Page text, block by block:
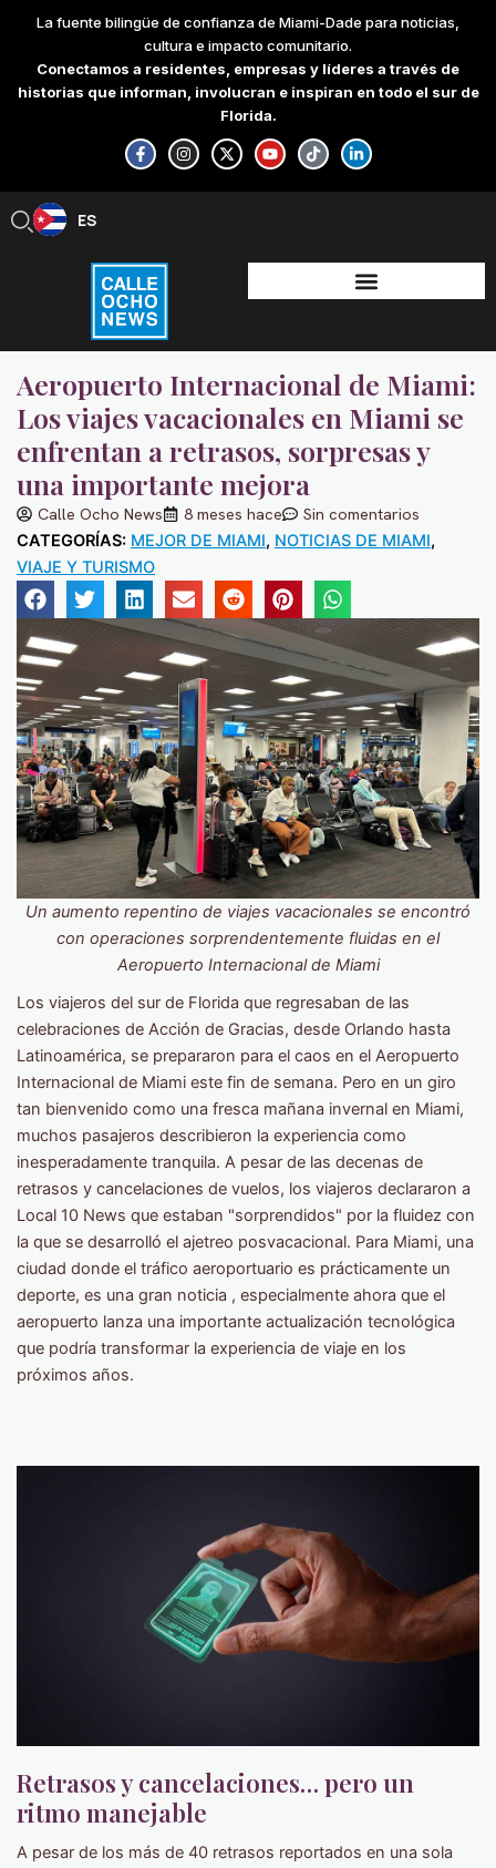
content
La fuente bilingüe de confianza de Miami-Dade para noticias,
cultura e impacto comunitario.
Conectamos a residentes, empresas y líderes a través de
historias que informan, involucran e inspiran en todo el sur de
Florida.
F
a
c
e
-
f
I
n
s
t
X
-
t
w
Y
o
u
t
T
i
k
t
L
i
n
k
-
i
n
ES
EN
Aeropuerto Internacional de Miami:
Los viajes vacacionales en Miami se
enfrentan a retrasos, sorpresas y
una importante mejora
Calle Ocho News 8 meses hace Sin comentarios
CATEGORÍAS: MEJOR DE MIAMI, NOTICIAS DE MIAMI,
VIAJE Y TURISMO
Un aumento repentino de viajes vacacionales se encontró
con operaciones sorprendentemente fluidas en el
Aeropuerto Internacional de Miami
Los viajeros del sur de Florida que regresaban de las
celebraciones de Acción de Gracias, desde Orlando hasta
Latinoamérica, se prepararon para el caos en el Aeropuerto
Internacional de Miami este fin de semana. Pero en un giro
tan bienvenido como una fresca mañana invernal en Miami,
muchos pasajeros describieron la experiencia como
inesperadamente tranquila. A pesar de las decenas de
retrasos y cancelaciones de vuelos, los viajeros declararon a
Local 10 News que estaban "sorprendidos" por la fluidez con
la que se desarrolló el ajetreo posvacacional. Para Miami, una
ciudad donde el tráfico aeroportuario es prácticamente un
deporte, es una gran noticia , especialmente ahora que el
aeropuerto lanza una importante actualización tecnológica
que podría transformar la experiencia de viaje en los
próximos años.
Retrasos y cancelaciones… pero un
ritmo manejable
A pesar de los más de 40 retrasos reportados en una sola